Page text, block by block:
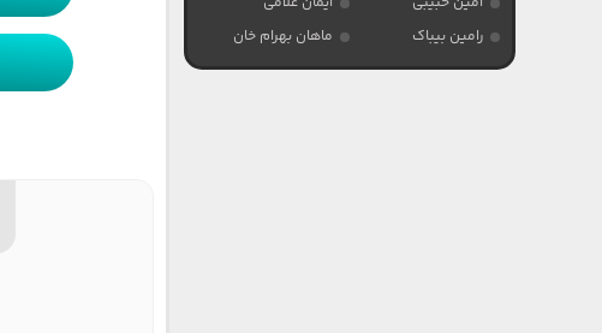
رامین بیباک
ماهان بهرام خان